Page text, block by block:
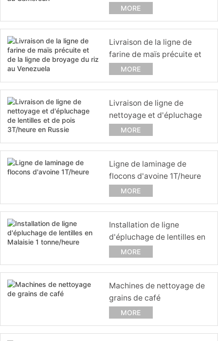
au Cameroun
MORE
Livraison de la ligne de
farine de maïs précuite et
de la ligne de broyage du
MORE
Livraison de ligne de
nettoyage et d'épluchage
de lentilles et de pois
MORE
Ligne de laminage de
flocons d'avoine 1T/heure
MORE
Installation de ligne
d'épluchage de lentilles en
Malaisie 1 tonne/heure
MORE
Machines de nettoyage de
grains de café
MORE